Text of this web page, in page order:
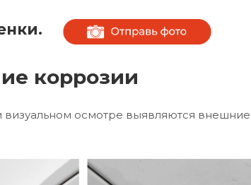
коррозии
осмотре выявляются внешние